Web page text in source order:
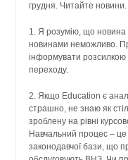
грудня. Читайте новини.
1. Я розумію, що новина
новинами неможливо.
інформувати розсилкою
переходу.
2. Якщо Education є
страшно, не знаю як
зроблену на рівні
Навчальний процес – це
законодавчої бази, що